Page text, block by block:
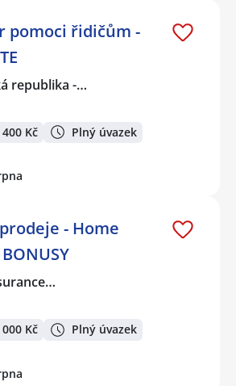
pomoci řidičům -
republika -…
Kč Plný úvazek
- Home
Kč Plný úvazek